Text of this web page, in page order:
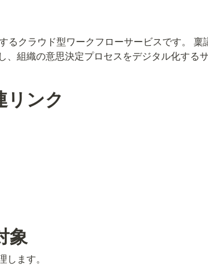
るクラウド型ワークフローサービスです。 稟
組織の意思決定プロセスをデジタル化するサ
リンク
象
ます。